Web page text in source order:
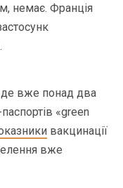
немає. Франція
де вже понад два
«green
вакцинації
вже